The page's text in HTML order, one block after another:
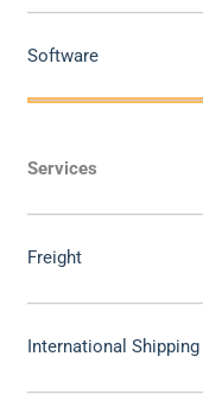
Software
Services
Freight
International Shipping